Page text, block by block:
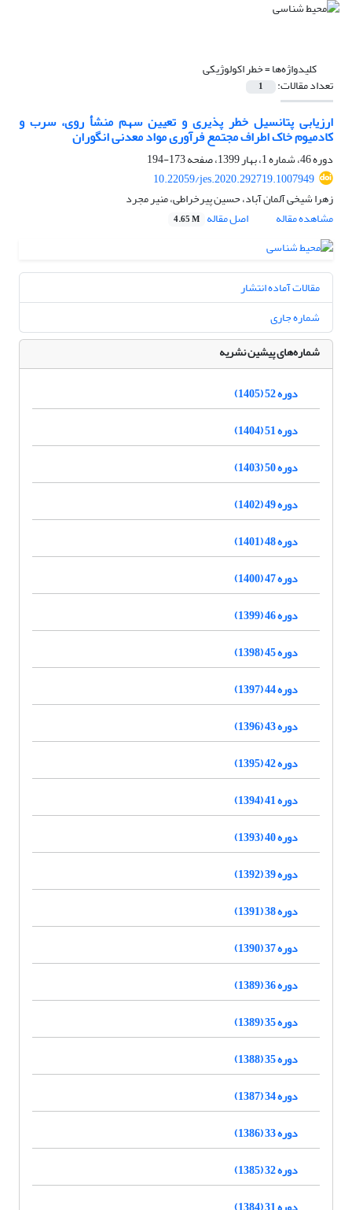
کلیدواژه‌ها =خطر اکولوژیکی
تعداد مقالات: 1
ارزیابی پتانسیل خطر پذیری و تعیین سهم منشأ روی، سرب و
کادمیوم خاک‌ اطراف مجتمع فرآوری مواد معدنی انگوران
دوره 46، شماره 1، بهار 1399، صفحه
173-194
10.22059/jes.2020.292719.1007949
زهرا شیخی آلمان آباد، حسین پیرخراطی، منیر مجرد
مشاهده مقاله
اصل مقاله 4.65 M
مقالات آماده انتشار
شماره جاری
شماره‌های پیشین نشریه
دوره 52 (1405)
دوره 51 (1404)
دوره 50 (1403)
دوره 49 (1402)
دوره 48 (1401)
دوره 47 (1400)
دوره 46 (1399)
دوره 45 (1398)
دوره 44 (1397)
دوره 43 (1396)
دوره 42 (1395)
دوره 41 (1394)
دوره 40 (1393)
دوره 39 (1392)
دوره 38 (1391)
دوره 37 (1390)
دوره 36 (1389)
دوره 35 (1389)
دوره 35 (1388)
دوره 34 (1387)
دوره 33 (1386)
دوره 32 (1385)